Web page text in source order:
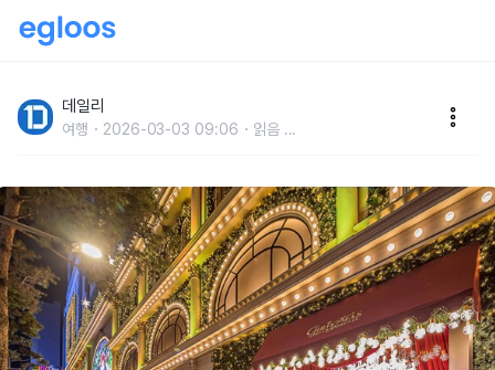
데일리
여행 2026-03-03 09:06 읽음 ...